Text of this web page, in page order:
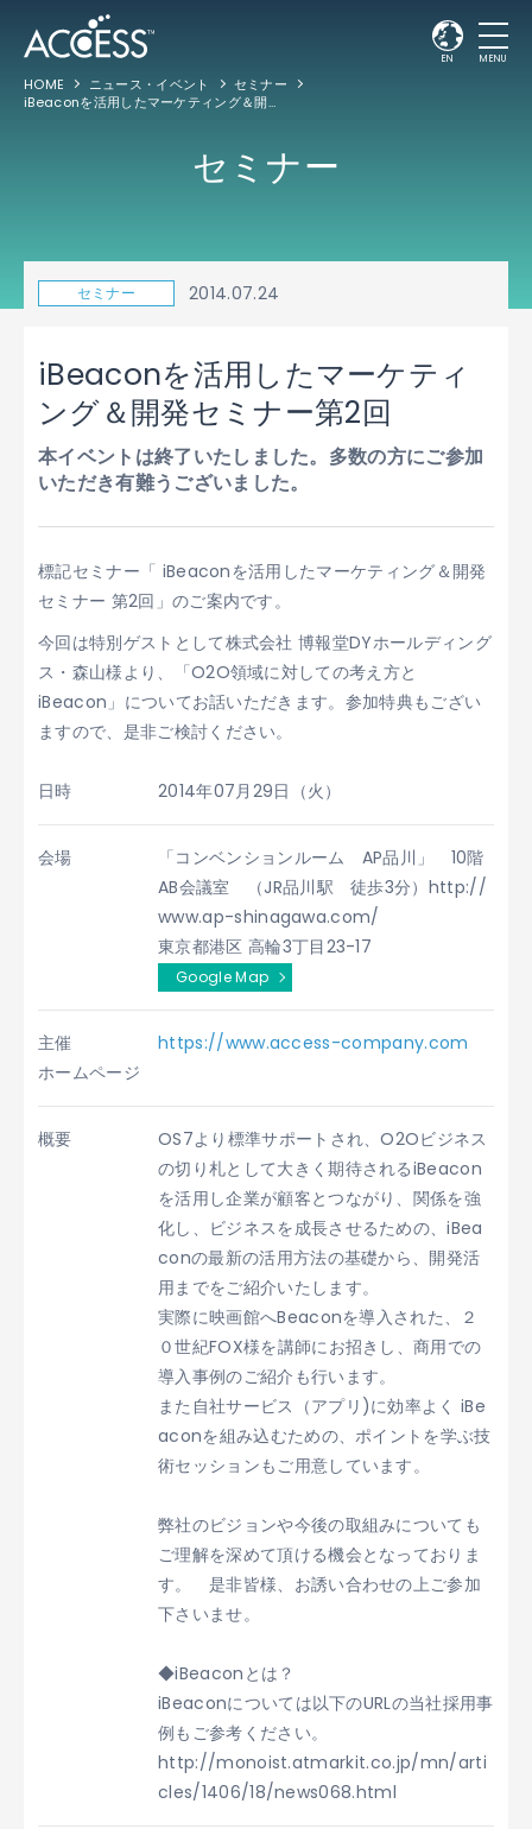
EN MENU
HOME ニュース・イベント
セミナー
iBeaconを活用したマーケティング＆開発セミナー第2回
セミナー
セミナー 2014.07.24
iBeaconを活用したマーケティ
ング＆開発セミナー第2回
本イベントは終了いたしました。多数の方にご参加
いただき有難うございました。
標記セミナー「 iBeaconを活用したマーケティング＆開発
セミナー 第2回」のご案内です。
今回は特別ゲストとして株式会社 博報堂DYホールディング
ス ・森山様より、「O2O領域に対しての考え方と
iBeacon」についてお話いただきます。参加特典もござい
ますので、是非ご検討ください。
日時 2014年07月29日（火）
会場
「コンベンションルーム AP品川」 10階
AB会議室 （JR品川駅 徒歩3分）http://
www.ap-shinagawa.com/
東京都港区 高輪3丁目23-17
Google Map
主催
ホームページ
https://www.access-company.com
概要
OS7より標準サポートされ、O2Oビジネス
の切り札として大きく期待されるiBeacon
を活用し企業が顧客とつながり、関係を強
化し、ビジネスを成長させるための、iBea
conの最新の活用方法の基礎から、開発活
用までをご紹介いたします。
実際に映画館へBeaconを導入された、２
０世紀FOX様を講師にお招きし、商用での
導入事例のご紹介も行います。
また自社サービス（アプリ)に効率よく iBe
aconを組み込むための、ポイントを学ぶ技
術セッションもご用意しています。
弊社のビジョンや今後の取組みについても
ご理解を深めて頂ける機会となっておりま
す。 是非皆様、お誘い合わせの上ご参加
下さいませ。
◆iBeaconとは？
iBeaconについては以下のURLの当社採用事
例もご参考ください。
http://monoist.atmarkit.co.jp/mn/arti
cles/1406/18/news068.html